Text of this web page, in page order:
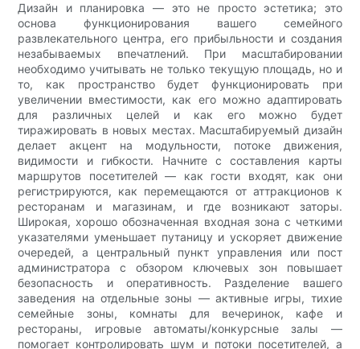
Дизайн и планировка — это не просто эстетика; это
основа функционирования вашего семейного
развлекательного центра, его прибыльности и создания
незабываемых впечатлений. При масштабировании
необходимо учитывать не только текущую площадь, но и
то, как пространство будет функционировать при
увеличении вместимости, как его можно адаптировать
для различных целей и как его можно будет
тиражировать в новых местах. Масштабируемый дизайн
делает акцент на модульности, потоке движения,
видимости и гибкости. Начните с составления карты
маршрутов посетителей — как гости входят, как они
регистрируются, как перемещаются от аттракционов к
ресторанам и магазинам, и где возникают заторы.
Широкая, хорошо обозначенная входная зона с четкими
указателями уменьшает путаницу и ускоряет движение
очередей, а центральный пункт управления или пост
администратора с обзором ключевых зон повышает
безопасность и оперативность. Разделение вашего
заведения на отдельные зоны — активные игры, тихие
семейные зоны, комнаты для вечеринок, кафе и
рестораны, игровые автоматы/конкурсные залы —
помогает контролировать шум и потоки посетителей, а